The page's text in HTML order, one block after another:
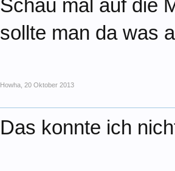
Schau mal auf die
sollte man da was
Howha 20 Oktober 2013
Das konnte ich